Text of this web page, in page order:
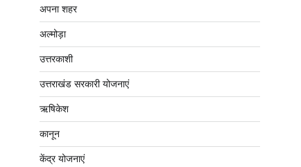
अपना शहर
अल्मोड़ा
उत्तरकाशी
उत्तराखंड सरकारी योजनाएं
ऋषिकेश
कानून
केंद्र योजनाएं